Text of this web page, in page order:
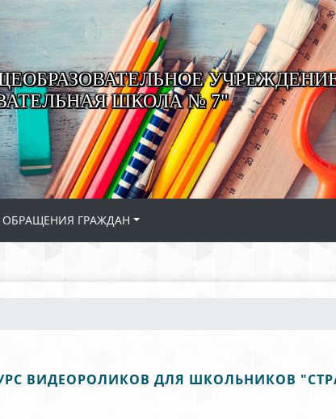
ШКОЛА № 7"
ОБРАЩЕНИЯ ГРАЖДАН
ВИДЕОРОЛИКОВ ДЛЯ ШКОЛЬНИКОВ